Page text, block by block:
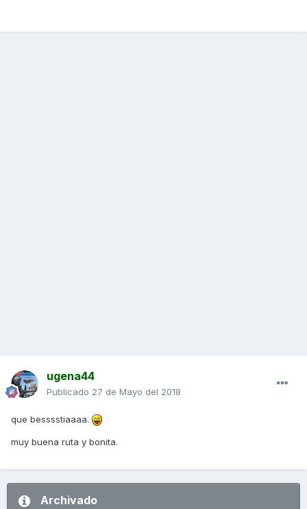
ugena44
Publicado 27 de Mayo del 2018
que besssstiaaaa.
muy buena ruta y bonita.
Archivado